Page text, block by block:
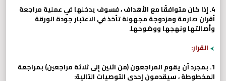
4. إذا كان متوافقًا مع الأهداف ، فسوف يدخلها في عملية مراجعة
أقران صارمة ومزدوجة مجهولة تأخذ في الاعتبار جودة الورقة
وأصالتها ونهجها ووضوحها.
القرار:
1. بمجرد أن يقوم المراجعون (من اثنين إلى ثلاثة مراجعين) بمراجعة
المخطوطة ، سيقدمون إحدى التوصيات التالية: